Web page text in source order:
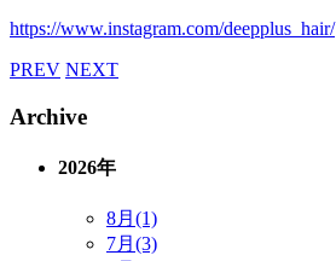
https://www.instagram.com/deepplus_hair/
PREV NEXT
Archive
2026年
8月(1)
7月(3)